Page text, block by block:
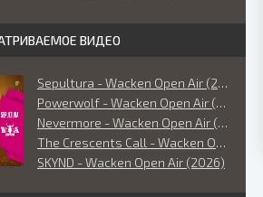
ВИДЕО
Sepultura - Wacken Open Air (2026)
Powerwolf - Wacken Open Air (2026)
Nevermore - Wacken Open Air (2026)
The Crescents Call - Wacken Open Air (2026)
SKYND - Wacken Open Air (2026)